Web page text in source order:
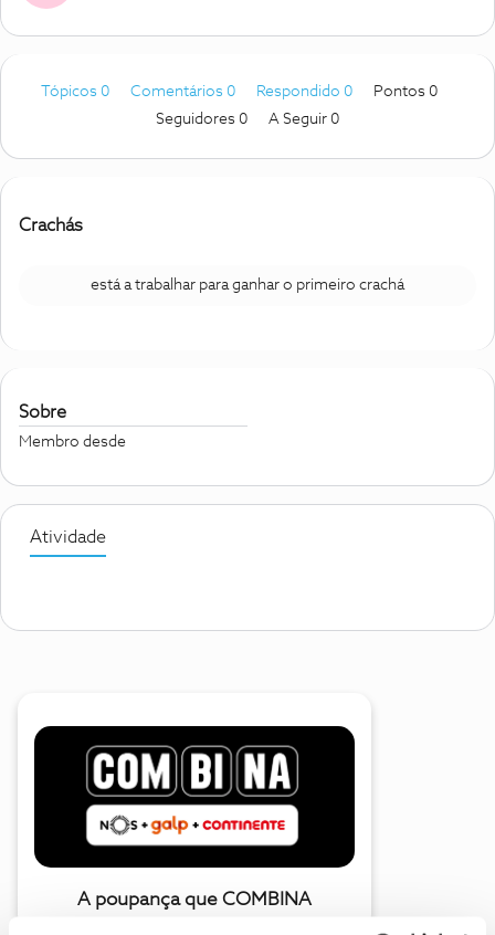
Tópicos 0 Comentários 0 Respondido 0
Pontos 0
Seguidores 0 A Seguir 0
Crachás
está a trabalhar para ganhar o primeiro crachá
Sobre
Membro desde
Atividade
A poupança que COMBINA